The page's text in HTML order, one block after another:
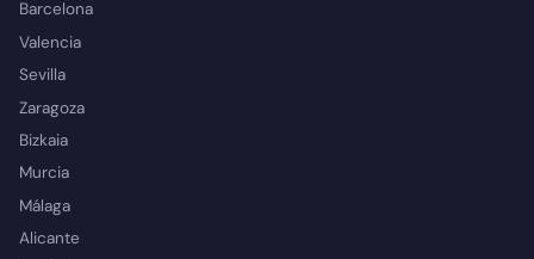
Barcelona
Valencia
Sevilla
Zaragoza
Bizkaia
Murcia
Málaga
Alicante